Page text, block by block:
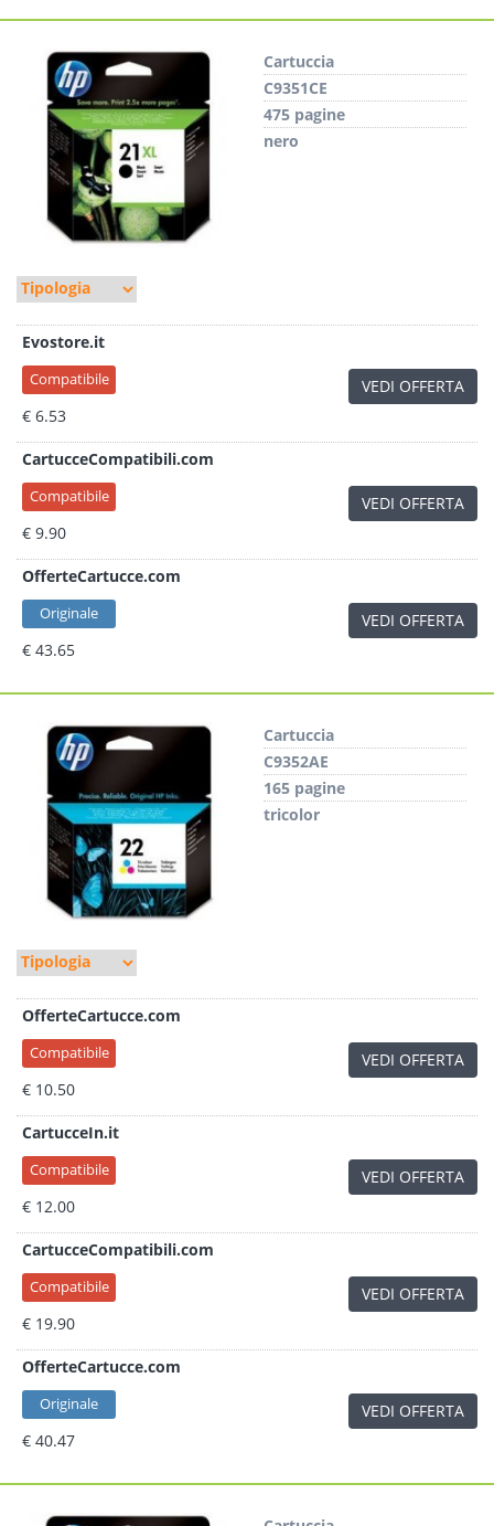
Cartuccia
C9351CE
475 pagine
nero
Evostore.it
Compatibile
€ 6.53
VEDI OFFERTA
CartucceCompatibili.com
Compatibile
€ 9.90
VEDI OFFERTA
OfferteCartucce.com
Originale
€ 43.65
VEDI OFFERTA
Cartuccia
C9352AE
165 pagine
tricolor
OfferteCartucce.com
Compatibile
€ 10.50
VEDI OFFERTA
CartucceIn.it
Compatibile
€ 12.00
VEDI OFFERTA
CartucceCompatibili.com
Compatibile
€ 19.90
VEDI OFFERTA
OfferteCartucce.com
Originale
€ 40.47
VEDI OFFERTA